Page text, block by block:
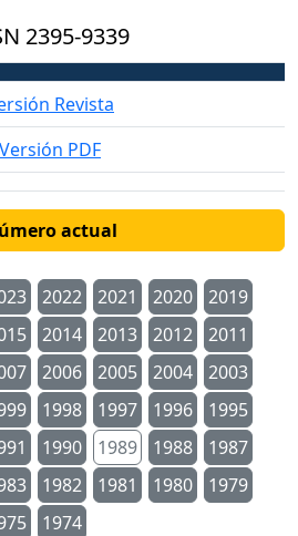
2395-9339
Revista
Versión PDF
actual
2022 2021 2020
2019
2014 2013 2012
2011
2006 2005 2004
2003
1998 1997 1996
1995
1990 1989 1988
1987
1982 1981 1980
1979
1974